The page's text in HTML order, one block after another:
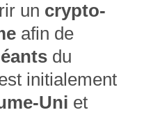
un crypto-
afin de
du
initialement
Uni et